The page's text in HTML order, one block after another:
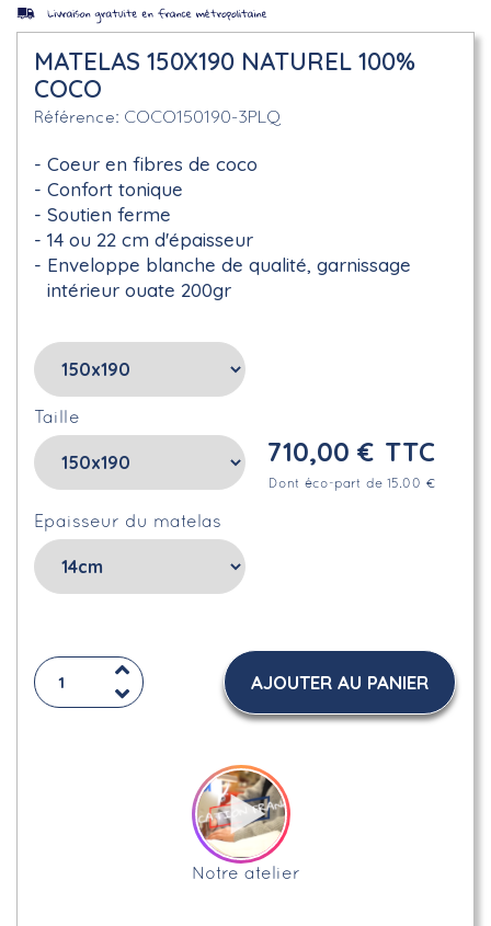
MATELAS 150X190 NATUREL 100%
COCO
Référence COCO150190-3PLQ
Coeur en fibres de coco
Confort tonique
Soutien ferme
14 ou 22 cm d'épaisseur
Enveloppe blanche de qualité, garnissage
intérieur ouate 200gr
Taille
Epaisseur du matelas
710,00 € TTC
Dont éco-part de 15.00 €
AJOUTER AU PANIER
Notre atelier